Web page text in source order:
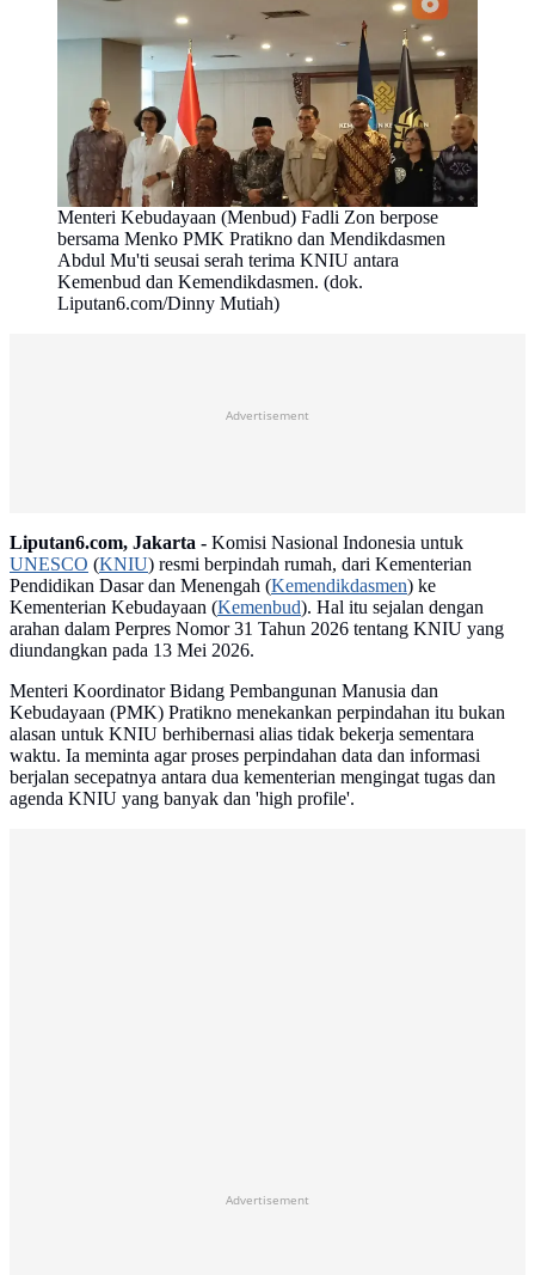
Menteri Kebudayaan (Menbud) Fadli Zon berpose
bersama Menko PMK Pratikno dan Mendikdasmen
Abdul Mu'ti seusai serah terima KNIU antara
Kemenbud dan Kemendikdasmen. (dok.
Liputan6.com/Dinny Mutiah)
Advertisement
Liputan6.com, Jakarta - Komisi Nasional Indonesia untuk
UNESCO (KNIU) resmi berpindah rumah, dari Kementerian
Pendidikan Dasar dan Menengah (Kemendikdasmen) ke
Kementerian Kebudayaan (Kemenbud). Hal itu sejalan dengan
arahan dalam Perpres Nomor 31 Tahun 2026 tentang KNIU yang
diundangkan pada 13 Mei 2026.
Menteri Koordinator Bidang Pembangunan Manusia dan
Kebudayaan (PMK) Pratikno menekankan perpindahan itu bukan
alasan untuk KNIU berhibernasi alias tidak bekerja sementara
waktu. Ia meminta agar proses perpindahan data dan informasi
berjalan secepatnya antara dua kementerian mengingat tugas dan
agenda KNIU yang banyak dan 'high profile'.
Advertisement